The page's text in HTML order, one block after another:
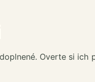
Overte si ich